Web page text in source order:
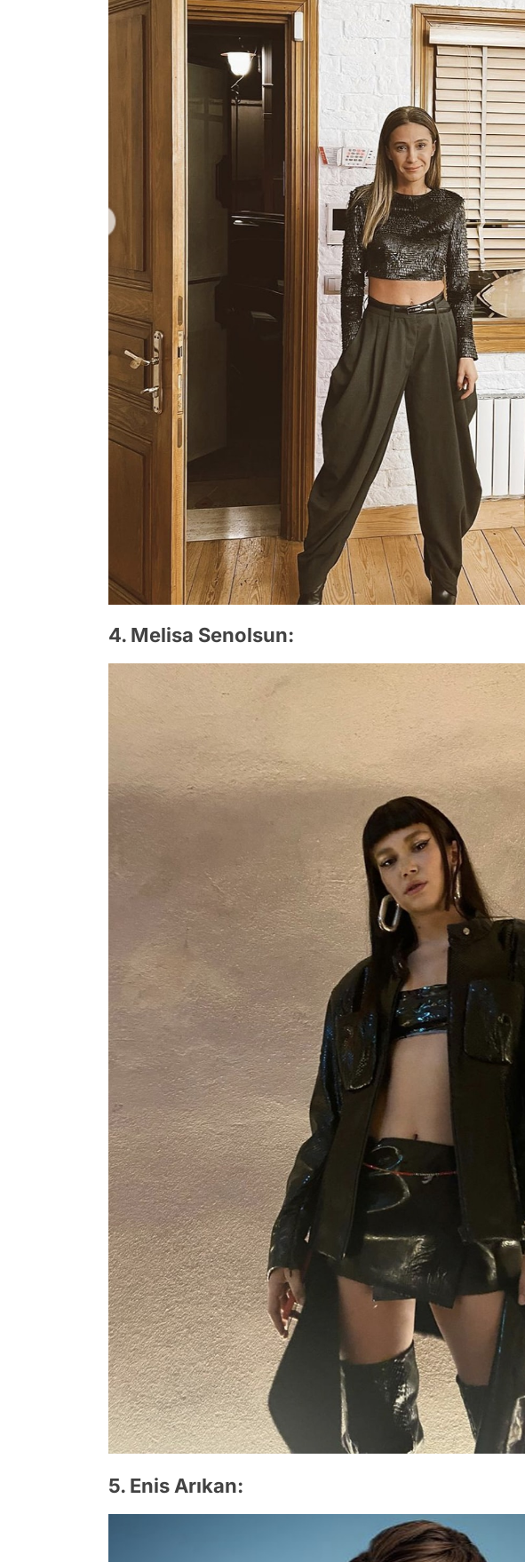
4. Melisa Senolsun:
5. Enis Arıkan: